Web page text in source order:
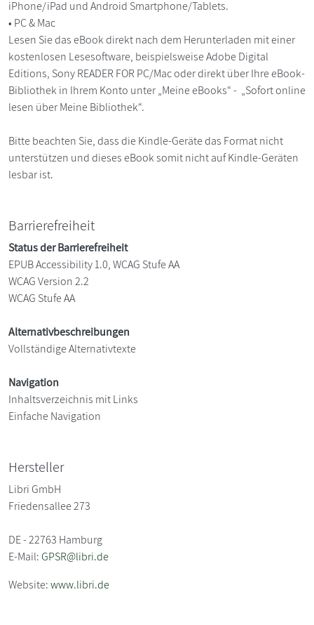
iPhone/iPad und Android Smartphone/Tablets.
• PC & Mac
Lesen Sie das eBook direkt nach dem Herunterladen mit einer
kostenlosen Lesesoftware, beispielsweise Adobe Digital
Editions, Sony READER FOR PC/Mac oder direkt über Ihre eBook-
Bibliothek in Ihrem Konto unter „Meine eBooks“ - „Sofort online
lesen über Meine Bibliothek“.
Bitte beachten Sie, dass die Kindle-Geräte das Format nicht
unterstützen und dieses eBook somit nicht auf Kindle-Geräten
lesbar ist.
Barrierefreiheit
Status der Barrierefreiheit
EPUB Accessibility 1.0, WCAG Stufe AA
WCAG Version 2.2
WCAG Stufe AA
Alternativbeschreibungen
Vollständige Alternativtexte
Navigation
Inhaltsverzeichnis mit Links
Einfache Navigation
Hersteller
Libri GmbH
Friedensallee 273
DE - 22763 Hamburg
E-Mail:GPSR@libri.de
Website:www.libri.de